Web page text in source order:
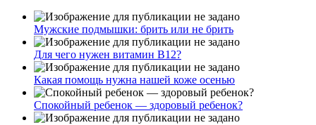
Мужские подмышки: брить или не брить
Для чего нужен витамин В12?
Какая помощь нужна нашей коже осенью
Спокойный ребенок — здоровый ребенок?